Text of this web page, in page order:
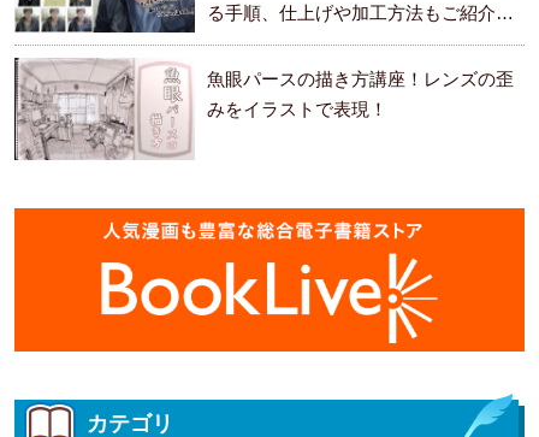
る手順、仕上げや加工方法もご紹介し
ます。
魚眼パースの描き方講座！レンズの歪
みをイラストで表現！
カテゴリ